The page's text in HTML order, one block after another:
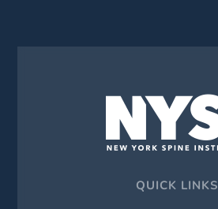
QUICK LINKS